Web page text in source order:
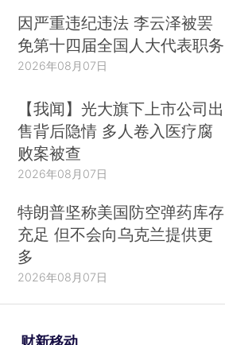
因严重违纪违法 李云泽被罢
免第十四届全国人大代表职务
2026年08月07日
【我闻】光大旗下上市公司出
售背后隐情 多人卷入医疗腐
败案被查
2026年08月07日
特朗普坚称美国防空弹药库存
充足 但不会向乌克兰提供更
多
2026年08月07日